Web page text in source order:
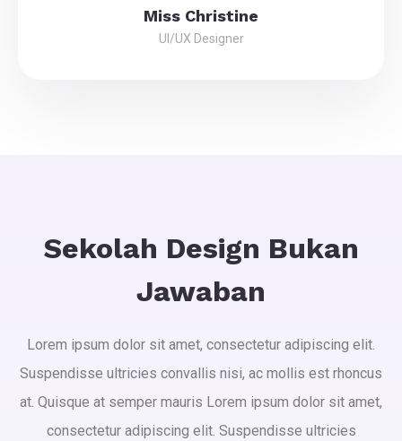
Miss Christine
UI/UX Designer
Sekolah Design Bukan
Jawaban
Lorem ipsum dolor sit amet, consectetur adipiscing elit.
Suspendisse ultricies convallis nisi, ac mollis est rhoncus
at. Quisque at semper mauris Lorem ipsum dolor sit amet,
consectetur adipiscing elit. Suspendisse ultricies